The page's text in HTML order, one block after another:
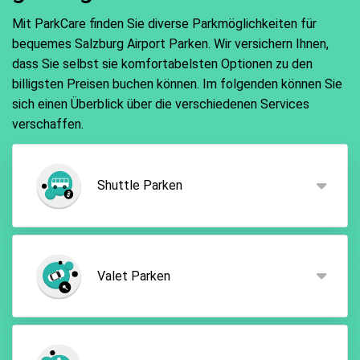
zählen unter anderem PayPal, Mastercard, Visa oder
GiroPay.
Mit ParkCare finden Sie diverse Parkmöglichkeiten für
bequemes Salzburg Airport Parken. Wir versichern Ihnen,
dass Sie selbst sie komfortabelsten Optionen zu den
billigsten Preisen buchen können. Im folgenden können Sie
sich einen Überblick über die verschiedenen Services
verschaffen.
Shuttle Parken
MitShuttle Parkennutzen Sie eine bequeme Option
stellen Sie Ihr Fahrzeug an der gebuchten
Parkfläche ab und werden im Anschluss mit dem
kostenlosen Shuttlebus des jeweiligen Anbieters
Sobald Sie von Ihrer Reise zurückkehren, steht
Valet Parken
DasValet Parkenist für die meisten Reisenden die
bequemste Form für Parken Salzburg Airport. Wenn